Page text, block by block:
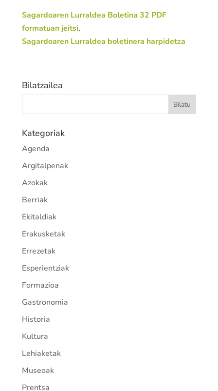
Sagardoaren Lurraldea Boletina 32 PDF
formatuan jeitsi.
Sagardoaren Lurraldea boletinera harpidetza
Bilatzailea
Kategoriak
Agenda
Argitalpenak
Azokak
Berriak
Ekitaldiak
Erakusketak
Errezetak
Esperientziak
Formazioa
Gastronomia
Historia
Kultura
Lehiaketak
Museoak
Prentsa